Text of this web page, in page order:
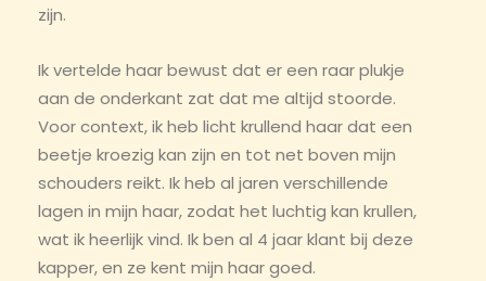
zijn.
Ik vertelde haar bewust dat er een raar plukje
aan de onderkant zat dat me altijd stoorde.
Voor context, ik heb licht krullend haar dat een
beetje kroezig kan zijn en tot net boven mijn
schouders reikt. Ik heb al jaren verschillende
lagen in mijn haar, zodat het luchtig kan krullen,
wat ik heerlijk vind. Ik ben al 4 jaar klant bij deze
kapper, en ze kent mijn haar goed.